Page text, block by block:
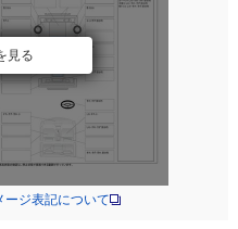
見る
ージ表記について